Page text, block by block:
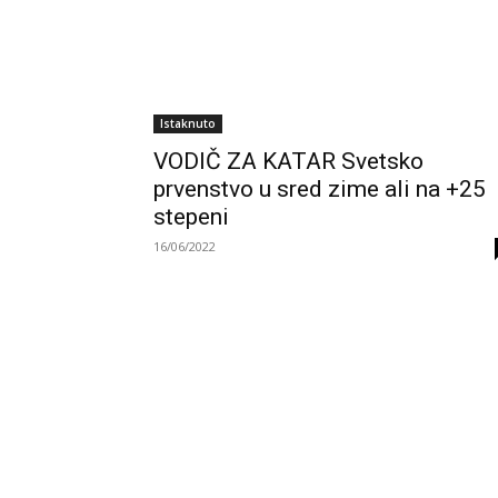
Istaknuto
VODIČ ZA KATAR Svetsko
prvenstvo u sred zime ali na +25
stepeni
16/06/2022